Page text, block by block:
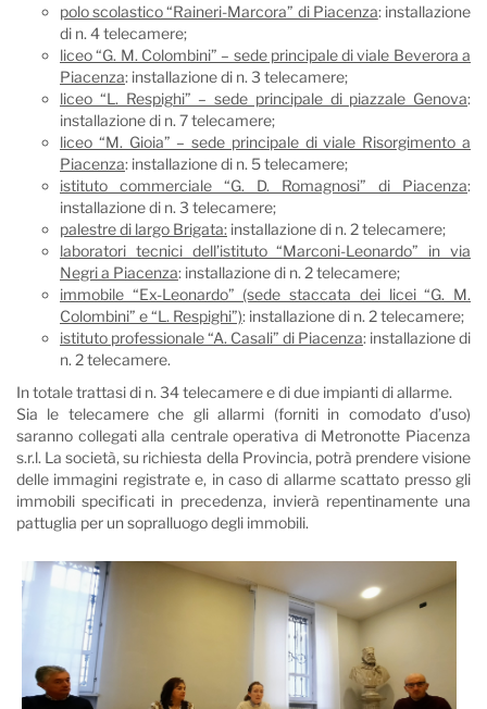
polo scolastico “Raineri-Marcora” di Piacenza: installazione
di n. 4 telecamere;
liceo “G. M. Colombini” – sede principale di viale Beverora a
Piacenza: installazione di n. 3 telecamere;
liceo “L. Respighi” – sede principale di piazzale Genova:
installazione di n. 7 telecamere;
liceo “M. Gioia” – sede principale di viale Risorgimento a
Piacenza: installazione di n. 5 telecamere;
istituto commerciale “G. D. Romagnosi” di Piacenza:
installazione di n. 3 telecamere;
palestre di largo Brigata: installazione di n. 2 telecamere;
laboratori tecnici dell’istituto “Marconi-Leonardo” in via
Negri a Piacenza: installazione di n. 2 telecamere;
immobile “Ex-Leonardo” (sede staccata dei licei “G. M.
Colombini” e “L. Respighi”): installazione di n. 2 telecamere;
istituto professionale “A. Casali” di Piacenza: installazione di
n. 2 telecamere.
In totale trattasi di n. 34 telecamere e di due impianti di allarme.
Sia le telecamere che gli allarmi (forniti in comodato d’uso)
saranno collegati alla centrale operativa di Metronotte Piacenza
s.r.l. La società, su richiesta della Provincia, potrà prendere visione
delle immagini registrate e, in caso di allarme scattato presso gli
immobili specificati in precedenza, invierà repentinamente una
pattuglia per un sopralluogo degli immobili.